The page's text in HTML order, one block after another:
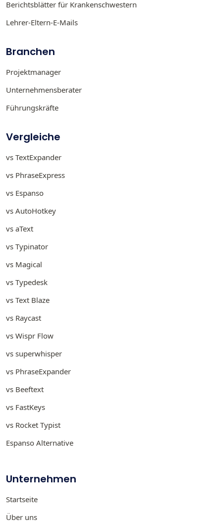
Berichtsblätter für Krankenschwestern
Lehrer-Eltern-E-Mails
Branchen
Projektmanager
Unternehmensberater
Führungskräfte
Vergleiche
vs TextExpander
vs PhraseExpress
vs Espanso
vs AutoHotkey
vs aText
vs Typinator
vs Magical
vs Typedesk
vs Text Blaze
vs Raycast
vs Wispr Flow
vs superwhisper
vs PhraseExpander
vs Beeftext
vs FastKeys
vs Rocket Typist
Espanso Alternative
Unternehmen
Startseite
Über uns